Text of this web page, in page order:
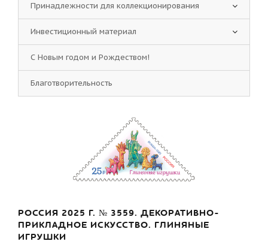
РОССИЯ 2025 Г. № 3559. ДЕКОРАТИВНО-
ПРИКЛАДНОЕ ИСКУССТВО. ГЛИНЯНЫЕ
ИГРУШКИ
Принадлежности для коллекционирования
Инвестиционный материал
С Новым годом и Рождеством!
Благотворительность